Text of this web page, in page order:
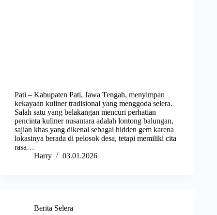
Pati – Kabupaten Pati, Jawa Tengah, menyimpan
kekayaan kuliner tradisional yang menggoda selera.
Salah satu yang belakangan mencuri perhatian
pencinta kuliner nusantara adalah lontong balungan,
sajian khas yang dikenal sebagai hidden gem karena
lokasinya berada di pelosok desa, tetapi memiliki cita
rasa…
Harry
03.01.2026
Berita Selera